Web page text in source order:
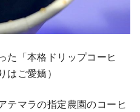
た「本格ドリップコーヒ
ご愛嬌）
テマラの指定農園のコーヒ